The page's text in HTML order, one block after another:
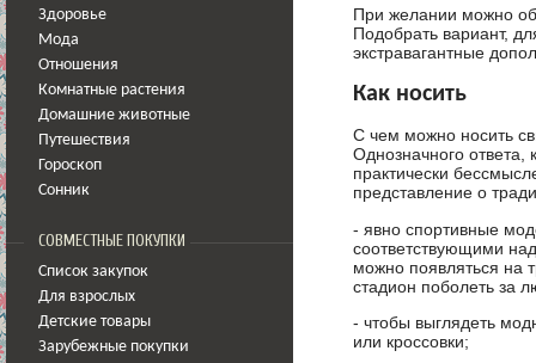
Здоровье
Мода
Отношения
Комнатные растения
Домашние животные
Путешествия
Гороскоп
Сонник
СОВМЕСТНЫЕ ПОКУПКИ
Список закупок
Для взрослых
Детские товары
Зарубежные покупки
При желании можно
Подобрать вариант,
экстравагантные
Как носить
С чем можно носить
Однозначного ответа,
практически
представление о
- явно спортивные
соответствующими
можно появляться на
стадион поболеть за
- чтобы выглядеть
или кроссовки;